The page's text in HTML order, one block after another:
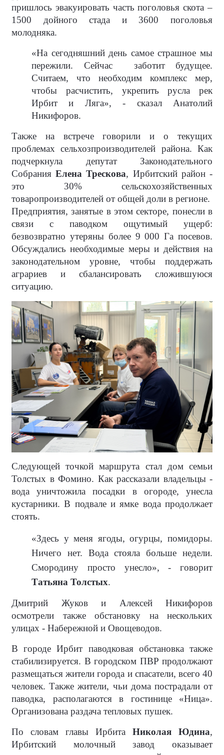
пришлось эвакуировать часть поголовья скота –
1500 дойного стада и 3600 поголовья
молодняка.
«На сегодняшний день самое страшное мы
пережили. Сейчас
заботит будущее.
Считаем, что необходим комплекс мер,
чтобы расчистить, укрепить русла рек
Ирбит и Ляга», - сказал Анатолий
Никифоров.
Также на встрече говорили и о текущих
проблемах сельхозпроизводителей района. Как
подчеркнула депутат Законодательного
Собрания Елена Трескова, Ирбитский район -
это 30% сельскохозяйственных
товаропроизводителей от общей доли в регионе.
Предприятия, занятые в этом секторе, понесли в
связи с паводком ощутимый ущерб:
безвозвратно утеряны более 9 000 Га посевов.
Обсуждались необходимые меры и действия на
законодательном уровне, чтобы поддержать
аграриев и сбалансировать сложившуюся
ситуацию.
Следующей точкой маршрута стал дом семьи
Толстых в Фомино. Как рассказали владельцы -
вода уничтожила посадки в огороде, унесла
кустарники. В подвале и ямке вода продолжает
стоять.
«Здесь у меня ягоды, огурцы, помидоры.
Ничего нет. Вода стояла больше недели.
Смородину просто унесло», - говорит
Татьяна Толстых.
Дмитрий Жуков и Алексей Никифоров
осмотрели также обстановку на нескольких
улицах - Набережной и Овощеводов.
В городе Ирбит паводковая обстановка также
стабилизируется. В городском ПВР продолжают
размещаться жители города и спасатели, всего 40
человек. Также жители, чьи дома пострадали от
паводка, располагаются в гостинице «Ница».
Организована раздача тепловых пушек.
По словам главы Ирбита Николая Юдина,
Ирбитский молочный завод оказывает